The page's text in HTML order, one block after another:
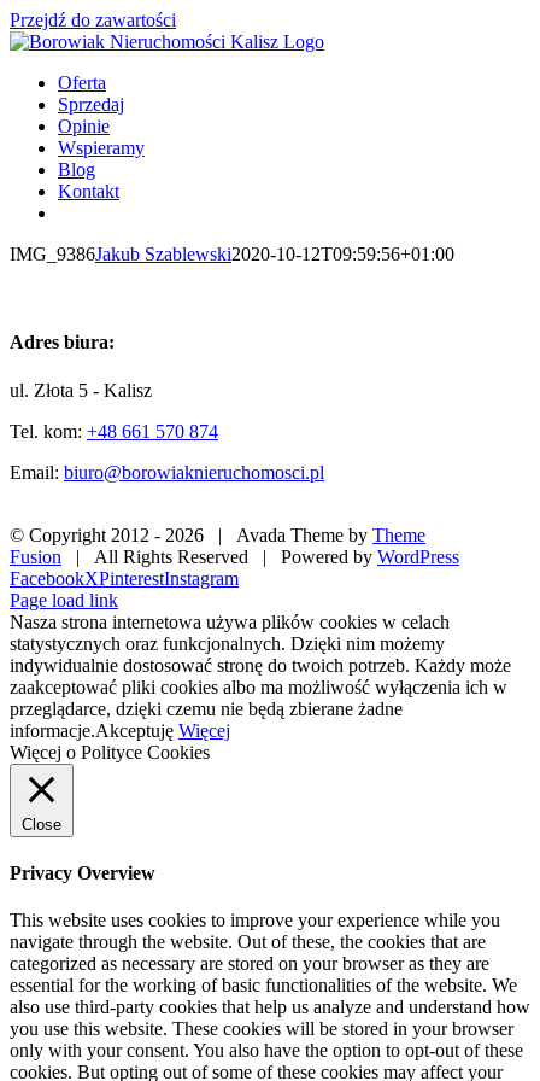
Przejdź do zawartości
Oferta
Sprzedaj
Opinie
Wspieramy
Blog
Kontakt
IMG_9386Jakub Szablewski2020-10-12T09:59:56+01:00
Adres biura:
ul. Złota 5 - Kalisz
Tel. kom: +48 661 570 874
Email: biuro@borowiaknieruchomosci.pl
© Copyright 2012 - 2026 | Avada Theme by Theme
Fusion | All Rights Reserved | Powered by WordPress
FacebookXPinterestInstagram
Page load link
Nasza strona internetowa używa plików cookies w celach
statystycznych oraz funkcjonalnych. Dzięki nim możemy
indywidualnie dostosować stronę do twoich potrzeb. Każdy może
zaakceptować pliki cookies albo ma możliwość wyłączenia ich w
przeglądarce, dzięki czemu nie będą zbierane żadne
informacje.Akceptuję Więcej
Więcej o Polityce Cookies
Close
Privacy Overview
This website uses cookies to improve your experience while you
navigate through the website. Out of these, the cookies that are
categorized as necessary are stored on your browser as they are
essential for the working of basic functionalities of the website. We
also use third-party cookies that help us analyze and understand how
you use this website. These cookies will be stored in your browser
only with your consent. You also have the option to opt-out of these
cookies. But opting out of some of these cookies may affect your